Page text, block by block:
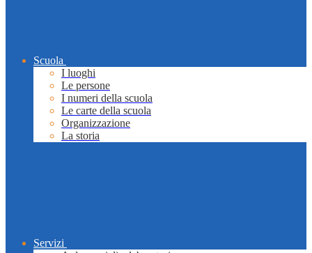
Scuola
I luoghi
Le persone
I numeri della scuola
Le carte della scuola
Organizzazione
La storia
Servizi